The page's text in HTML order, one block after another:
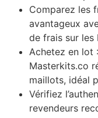
Comparez les
avantageux
de frais sur les
Achetez en lot
Masterkits.co
maillots, idéal
Vérifiez
revendeurs